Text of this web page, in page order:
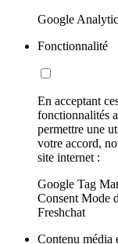
Google
Fonctionnalité
En acceptant
fonctionnalités
permettre une
votre accord,
site internet :
Google Tag
Consent Mode
Freshchat
Contenu média